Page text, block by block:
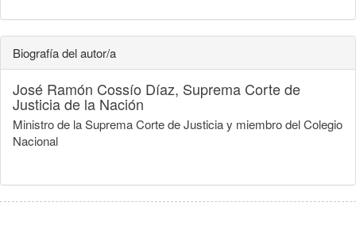
Biografía del autor/a
José Ramón Cossío Díaz, Suprema Corte de
Justicia de la Nación
Ministro de la Suprema Corte de Justicia y miembro del Colegio
Nacional